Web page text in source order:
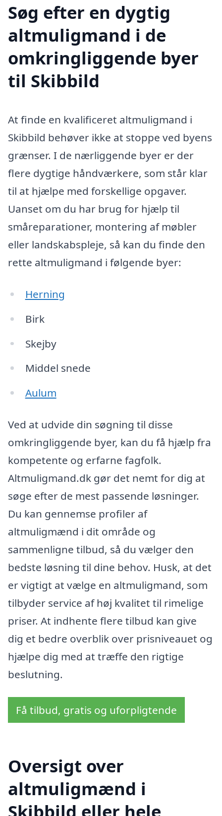
Søg efter en dygtig
altmuligmand i de
omkringliggende byer
til Skibbild
At finde en kvalificeret altmuligmand i
Skibbild behøver ikke at stoppe ved byens
grænser. I de nærliggende byer er der
flere dygtige håndværkere, som står klar
til at hjælpe med forskellige opgaver.
Uanset om du har brug for hjælp til
småreparationer, montering af møbler
eller landskabspleje, så kan du finde den
rette altmuligmand i følgende byer:
Herning
Birk
Skejby
Middel snede
Aulum
Ved at udvide din søgning til disse
omkringliggende byer, kan du få hjælp fra
kompetente og erfarne fagfolk.
Altmuligmand.dk gør det nemt for dig at
søge efter de mest passende løsninger.
Du kan gennemse profiler af
altmuligmænd i dit område og
sammenligne tilbud, så du vælger den
bedste løsning til dine behov. Husk, at det
er vigtigt at vælge en altmuligmand, som
tilbyder service af høj kvalitet til rimelige
priser. At indhente flere tilbud kan give
dig et bedre overblik over prisniveauet og
hjælpe dig med at træffe den rigtige
beslutning.
Få tilbud, gratis og uforpligtende
Oversigt over
altmuligmænd i